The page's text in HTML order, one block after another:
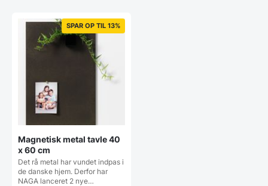
SPAR OP TIL 13%
Magnetisk metal tavle 40
x 60 cm
Det rå metal har vundet indpas i
de danske hjem. Derfor har
NAGA lanceret 2 nye…